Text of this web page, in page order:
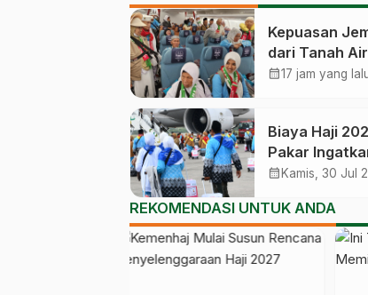
Kepuasan
dari Tanah
Kembali Catat
calendar_month17 jam yang
Biaya Haji
Pakar
Habiskan
Jemaah yang
Antre
calendar_month Kamis, 30 Jul
REKOMENDASI UNTUK ANDA